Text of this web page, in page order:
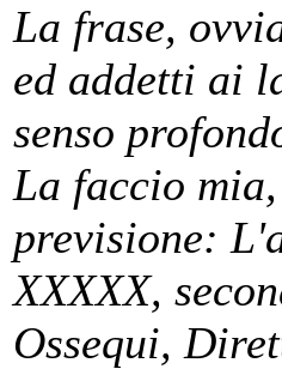
La frase,
ed addetti ai
senso
La faccio
previsione:
XXXXX,
Ossequi,